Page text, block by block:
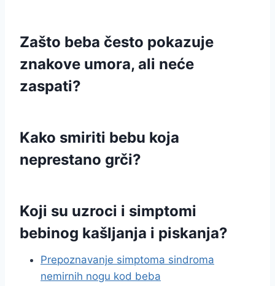
Zašto beba često pokazuje
znakove umora, ali neće
zaspati?
Kako smiriti bebu koja
neprestano grči?
Koji su uzroci i simptomi
bebinog kašljanja i piskanja?
Prepoznavanje simptoma sindroma
nemirnih nogu kod beba